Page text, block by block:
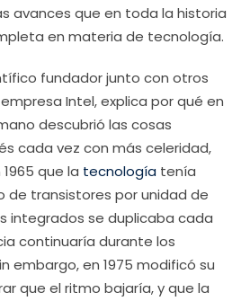
avances que en toda la historia
en materia de tecnología.
fundador junto con otros
Intel, explica por qué en
descubrió las cosas
cada vez con más celeridad,
que la tecnología tenía
de transistores por unidad de
integrados se duplicaba cada
continuaría durante los
embargo, en 1975 modificó su
que el ritmo bajaría, y que la